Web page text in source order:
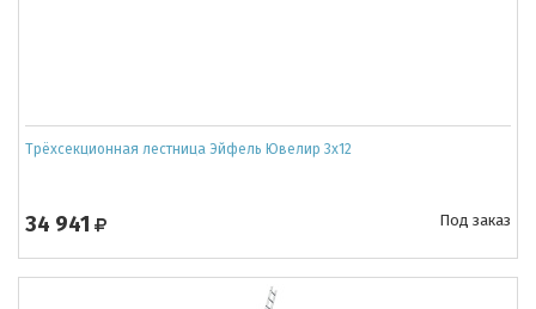
Трёхсекционная лестница Эйфель Ювелир 3х12
34 941 Под заказ